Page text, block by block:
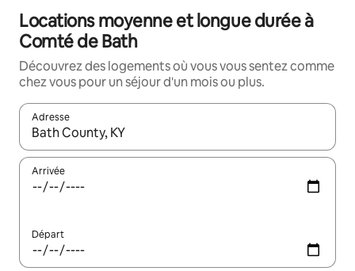
Locations moyenne et longue durée à
Comté de Bath
Découvrez des logements où vous vous sentez comme
chez vous pour un séjour d'un mois ou plus.
Adresse
Lorsque les résultats s'affichent, utilisez les flèches vers le
Arrivée
Départ